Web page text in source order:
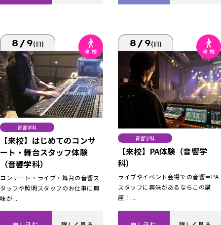
8/9(日)
音響学科
【来校】はじめてのコンサ
ート・舞台スタッフ体験
（音響学科）
コンサート・ライブ・舞台の音響ス
タッフや照明スタッフのお仕事に興
味が...
8/9(日)
音響学科
【来校】PA体験（音響学
科）
ライブやイベント会場での音響＝PA
スタッフに興味があるならこの講
座！...